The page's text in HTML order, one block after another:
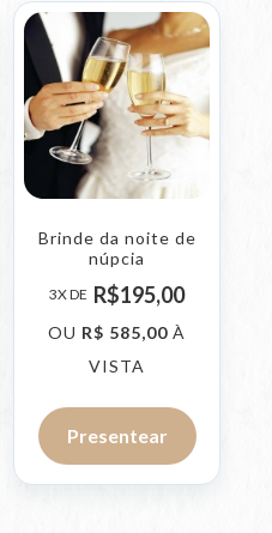
Brinde da noite de
núpcia
3X DE R$195,00
OU R$ 585,00 À
VISTA
Presentear